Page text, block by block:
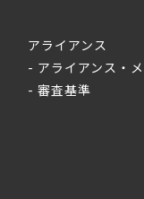
アライアンス
アライアンス・
審査基準